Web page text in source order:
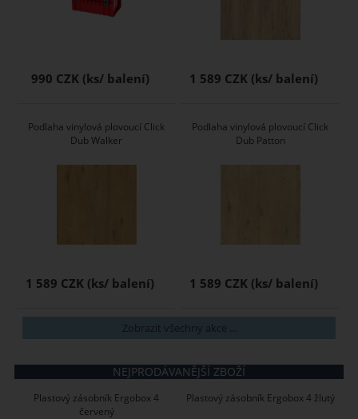
990 CZK 1 589 CZK
Podlaha vinylová plovoucí Click
Dub Walker
1 589 CZK
Podlaha vinylová plovoucí Click
Dub Patton
1 589 CZK
Zobrazit všechny akce ...
NEJPRODÁVANĚJŠÍ ZBOŽÍ
Plastový zásobník Ergobox 4
červený
Plastový zásobník Ergobox 4 žlutý